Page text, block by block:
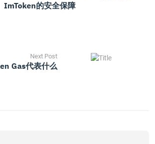
ImToken的安全保障
Next Post
Gas代表什么